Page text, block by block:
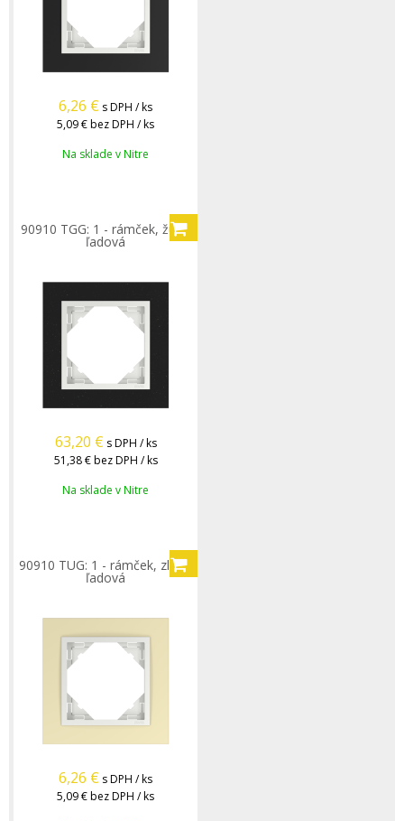
6,26 € s DPH / ks
5,09 €bez DPH / ks
Na sklade v Nitre
90910 TGG: 1 - rámček, žula/
ľadová
63,20 € s DPH / ks
51,38 € bez DPH / ks
Na sklade v Nitre
90910 TUG: 1 - rámček, zlatá/
ľadová
6,26 € s DPH / ks
5,09 €bez DPH / ks